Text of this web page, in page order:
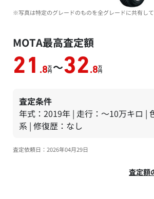
※写真は特定のグレードのものを全グレードに共有し
MOTA最高査定額
21 .8万
円 ～32 .8万
円
査定条件
年式：2019年 | 走行：～10万キロ |
系 | 修復歴：なし
査定依頼日：2026年04月29日
査定額